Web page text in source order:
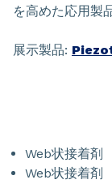
を高めた応用製
展示製品:
Web状接着剤
Web状接着剤